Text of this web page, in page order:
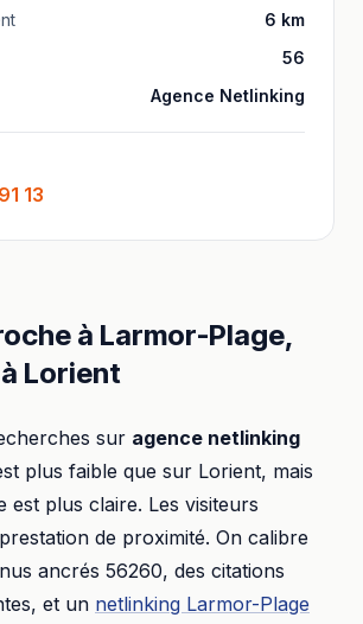
6 km
56
Agence Netlinking
13
à Larmor-Plage,
Lorient
sur agence netlinking
plus faible que sur Lorient, mais
est plus claire. Les visiteurs
de proximité. On calibre
ancrés 56260, des citations
et un netlinking Larmor-Plage